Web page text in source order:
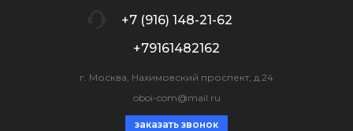
+7 (916) 148-21-62
+79161482162
г. Москва, Нахимовский проспект, д.24
oboi-com@mail.ru
заказать звонок